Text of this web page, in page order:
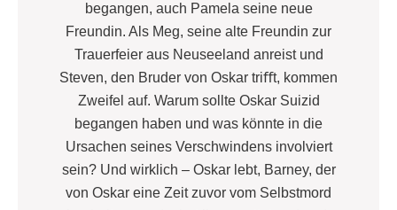
begangen, auch Pamela seine neue
Freundin. Als Meg, seine alte Freundin zur
Trauerfeier aus Neuseeland anreist und
Steven, den Bruder von Oskar triﬀt, kommen
Zweifel auf. Warum sollte Oskar Suizid
begangen haben und was könnte in die
Ursachen seines Verschwindens involviert
sein? Und wirklich – Oskar lebt, Barney, der
von Oskar eine Zeit zuvor vom Selbstmord